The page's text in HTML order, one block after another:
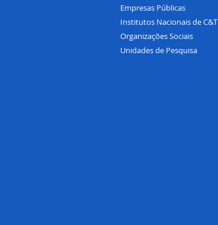
Empresas Públicas
Institutos Nacionais de C&T
Organizações Sociais
Unidades de Pesquisa